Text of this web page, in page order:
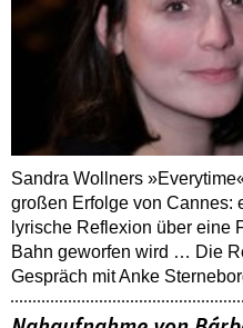
Sandra Wollners
großen Erfolge von Cannes:
lyrische Reflexion über eine
Bahn geworfen wird … Die
Gespräch mit Anke